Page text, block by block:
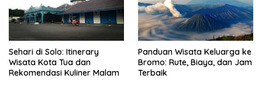
Sehari di Solo: Itinerary
Wisata Kota Tua dan
Rekomendasi Kuliner Malam
Panduan Wisata Keluarga ke
Bromo: Rute, Biaya, dan Jam
Terbaik